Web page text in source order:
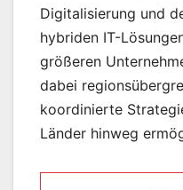
Digitalisierung und
hybriden IT-
größeren
dabei
koordinierte
Länder hinweg